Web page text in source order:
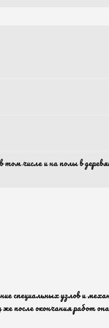
числе и на полы в
специальных узлов и
после окончания работ